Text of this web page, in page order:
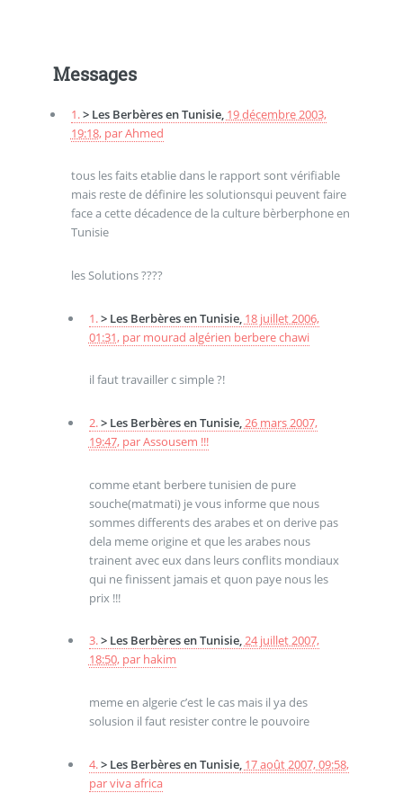
Messages
1.> Les Berbères en Tunisie, 19 décembre 2003,
19:18, parAhmed
tous les faits etablie dans le rapport sont vérifiable
mais reste de définire les solutionsqui peuvent faire
face a cette décadence de la culture bèrberphone en
Tunisie
les Solutions ????
1.> Les Berbères en Tunisie, 18 juillet 2006,
01:31, par mourad algérien berbere chawi
il faut travailler c simple ?!
2.> Les Berbères en Tunisie,26 mars 2007,
19:47, parAssousem !!!
comme etant berbere tunisien de pure
souche(matmati) je vous informe que nous
sommes differents des arabes et on derive pas
dela meme origine et que les arabes nous
trainent avec eux dans leurs conflits mondiaux
qui ne finissent jamais et quon paye nous les
prix !!!
3.> Les Berbères en Tunisie,24 juillet 2007,
18:50, par hakim
meme en algerie c’est le cas mais il ya des
solusion il faut resister contre le pouvoire
4.> Les Berbères en Tunisie, 17 août 2007, 09:58,
parviva africa